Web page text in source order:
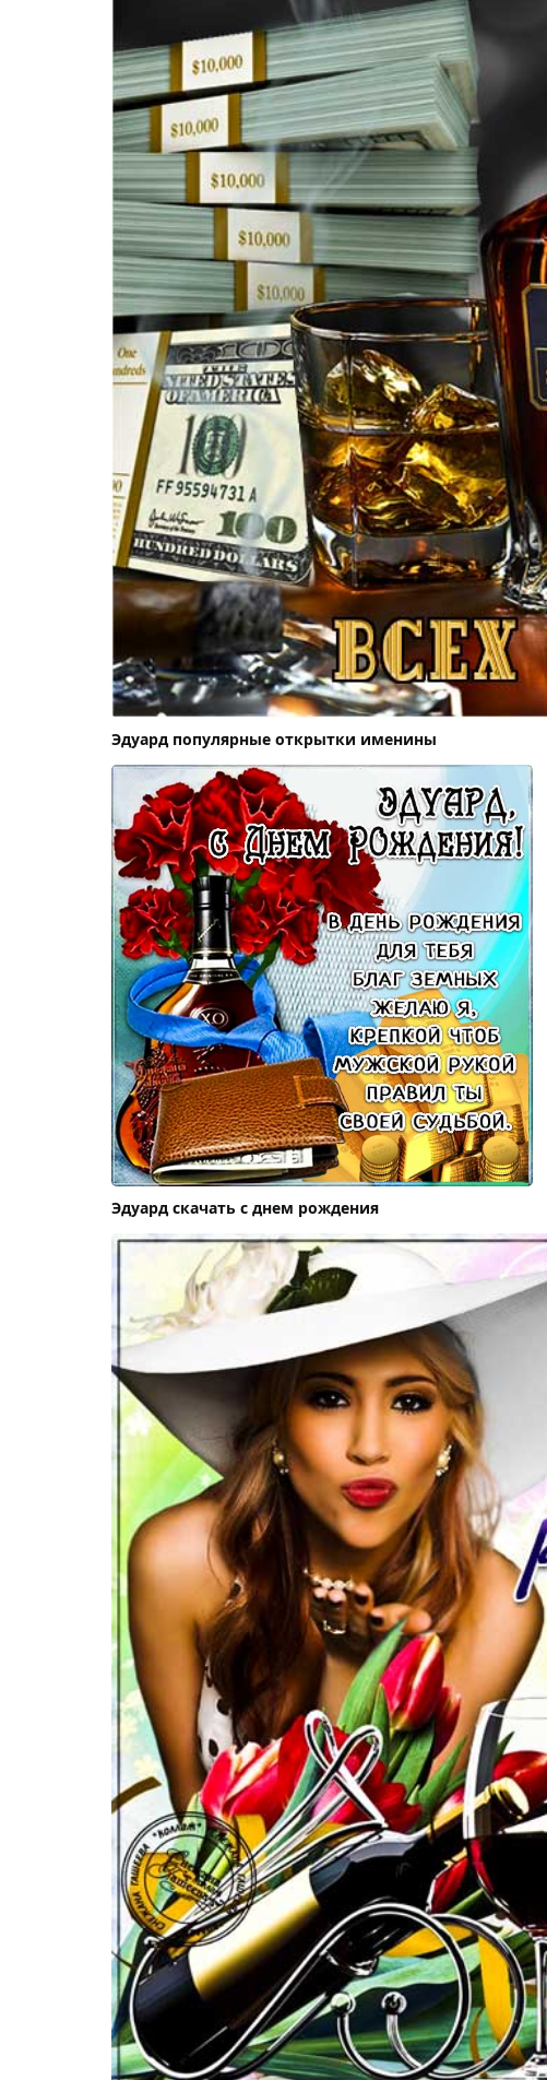
Эдуард популярные открытки именины
Эдуард скачать с днем рождения